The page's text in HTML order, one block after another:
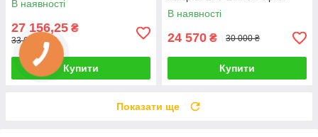
В наявності
27 156,25 ₴
33 649,50 ₴
Купити
В наявності
24 570 ₴ 30 000 ₴
Купити
Показати ще